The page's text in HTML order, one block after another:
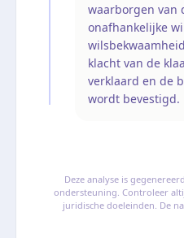
waarborgen van
onafhankelijke
klacht van de
verklaard en de
wordt bevestigd.
Deze analyse is
ondersteuning. Controleer
juridische doeleinden. De